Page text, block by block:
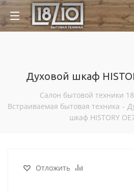
Духовой шкаф
Салон бытовой техники
Встраиваемая бытовая техника -
шкаф HISTORY
Отложить